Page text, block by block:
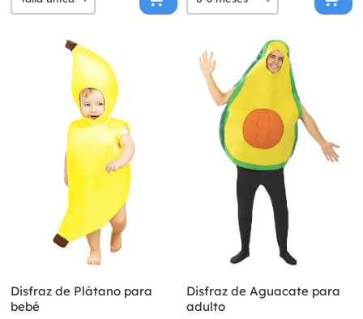
Disfraz de Plátano para
bebé
Disfraz de Aguacate para
adulto